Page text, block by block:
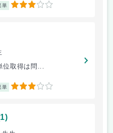
単 3
位取得は問...
単 3